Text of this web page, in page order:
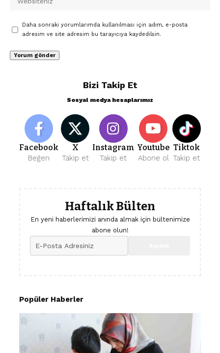
Daha sonraki yorumlarımda kullanılması için adım, e-posta
adresim ve site adresim bu tarayıcıya kaydedilsin.
Bizi Takip Et
Sosyal medya hesaplarımız
Facebook
Beğen
X
Takip et
Instagram
Takip et
Youtube
Abone ol
Tiktok
Takip et
Haftalık Bülten
En yeni haberlerimizi anında almak için bültenimize
abone olun!
Popüler Haberler